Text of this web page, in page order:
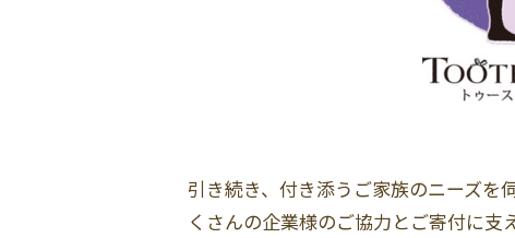
引き続き、付き添うご家族のニーズを
くさんの企業様のご協力とご寄付に支